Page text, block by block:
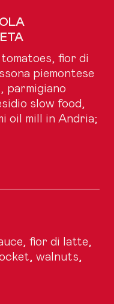
fior di
piemontese
parmigiano
slow food,
oil mill in Andria;
fior di latte,
walnuts,